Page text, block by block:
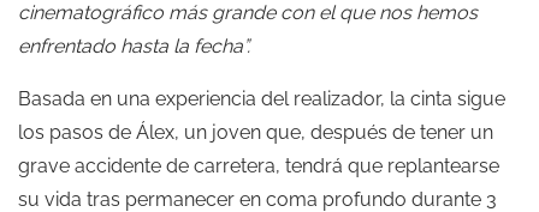
cinematográfico más grande con el que nos hemos
enfrentado hasta la fecha”.
Basada en una experiencia del realizador, la cinta sigue
los pasos de Álex, un joven que, después de tener un
grave accidente de carretera, tendrá que replantearse
su vida tras permanecer en coma profundo durante 3